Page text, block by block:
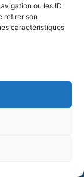
ou les ID
retirer son
caractéristiques